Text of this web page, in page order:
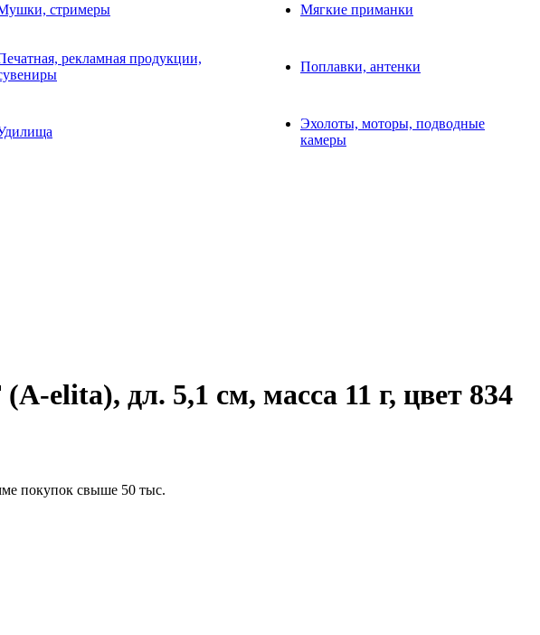
стримеры Мягкие приманки
рекламная продукции,
Поплавки, антенки
Эхолоты, моторы, подводные
камеры
elita), дл. 5,1 см, масса 11 г, цвет 834
покупок свыше 50 тыс.